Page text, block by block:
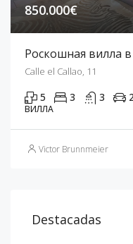
850.000€
Роскошная вилла в
Calle el Callao, 11
5 3 3
ВИЛЛА
Victor Brunnmeier
Destacadas